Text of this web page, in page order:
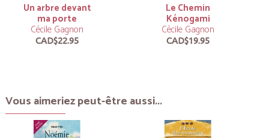
Un arbre devant
ma porte
Cécile Gagnon
CAD$22.95
Le Chemin
Kénogami
Cécile Gagnon
CAD$19.95
Vous aimeriez peut-être aussi...